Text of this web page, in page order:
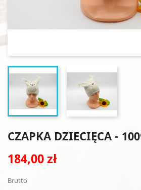
CZAPKA DZIECIĘCA -
184,00 zł
Brutto